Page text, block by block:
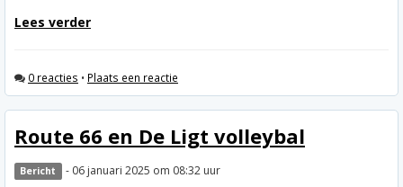
Lees verder
0 reacties • Plaats een reactie
Route 66 en De Ligt volleybal
Bericht - 06 januari 2025 om 08:32 uur